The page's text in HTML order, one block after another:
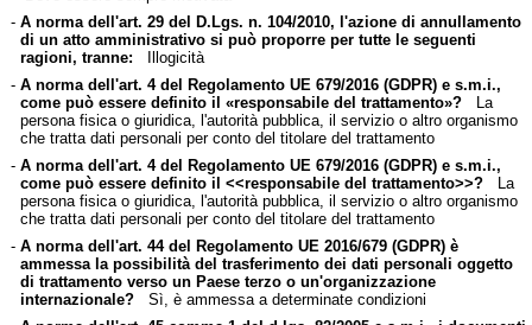
- A norma dell'art. 29 del D.Lgs. n. 104/2010, l'azione di annullamento
di un atto amministrativo si può proporre per tutte le seguenti
ragioni, tranne: Illogicità
- A norma dell'art. 4 del Regolamento UE 679/2016 (GDPR) e s.m.i.,
come può essere definito il «responsabile del trattamento»?La
persona fisica o giuridica, l'autorità pubblica, il servizio o altro organismo
che tratta dati personali per conto del titolare del trattamento
- A norma dell'art. 4 del Regolamento UE 679/2016 (GDPR) e s.m.i.,
come può essere definito il <<responsabile del trattamento>>?La
persona fisica o giuridica, l'autorità pubblica, il servizio o altro organismo
che tratta dati personali per conto del titolare del trattamento
- A norma dell'art. 44 del Regolamento UE 2016/679 (GDPR) è
ammessa la possibilità del trasferimento dei dati personali oggetto
di trattamento verso un Paese terzo o un'organizzazione
internazionale?Sì, è ammessa a determinate condizioni